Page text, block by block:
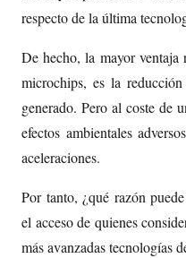
respecto de la última
De hecho, la mayor ventaja
microchips, es la
generado. Pero al coste de
efectos ambientales
aceleraciones.
Por tanto, ¿qué razón
el acceso de quienes
más avanzadas tecnologías